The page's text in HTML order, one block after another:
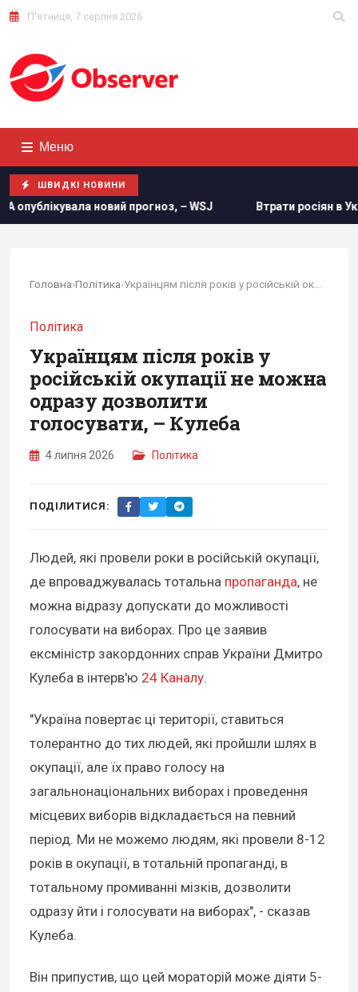
П'ятниця, 7 серпня 2026
Меню
ШВИДКІ НОВИНИ
прогноз, – WSJ Втрати росіян в Україні сягнули нової
Головна›Політика›
Політика
Українцям після років у
російській окупації не можна
одразу дозволити
голосувати, – Кулеба
4 липня 2026 Політика
ПОДІЛИТИСЯ:
Людей, які провели роки в російській окупації,
де впроваджувалась тотальна пропаганда, не
можна відразу допускати до можливості
голосувати на виборах. Про це заявив
ексміністр закордонних справ України Дмитро
Кулеба в інтерв'ю 24 Каналу.
"Україна повертає ці території, ставиться
толерантно до тих людей, які пройшли шлях в
окупації, але їх право голосу на
загальнонаціональних виборах і проведення
місцевих виборів відкладається на певний
період. Ми не можемо людям, які провели 8-12
років в окупації, в тотальній пропаганді, в
тотальному промиванні мізків, дозволити
одразу йти і голосувати на виборах", - сказав
Кулеба.
Він припустив, що цей мораторій може діяти 5-